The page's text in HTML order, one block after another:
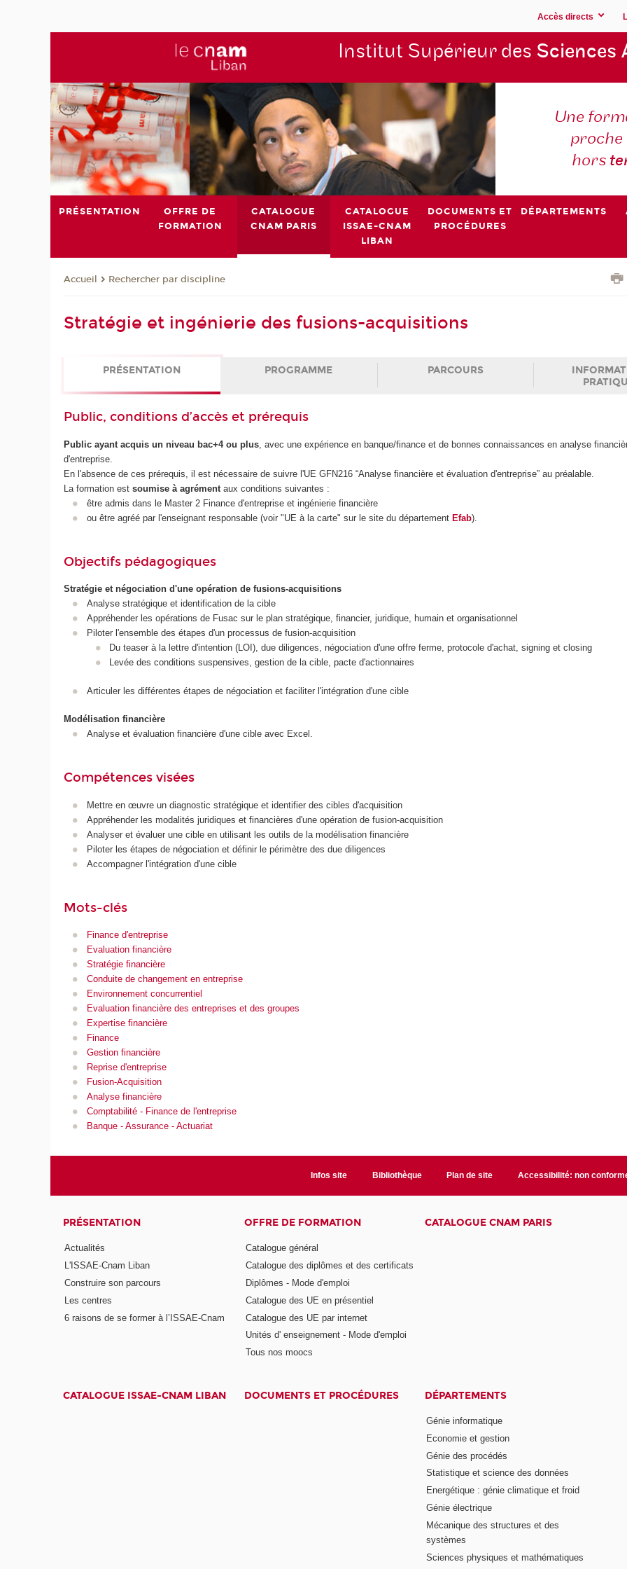
Accès directs
Institut Supérieur des Sciences
Une
proche
hors
PRÉSENTATION
OFFRE DE
FORMATION
CATALOGUE
CNAM PARIS
CATALOGUE
ISSAE-CNAM
LIBAN
DOCUMENTS ET
PROCÉDURES
DÉPARTEMENTS
Accueil Rechercher par discipline
Stratégie et ingénierie des fusions-acquisitions
PRÉSENTATION PROGRAMME PARCOURS
Public, conditions d’accès et prérequis
Public ayant acquis un niveau bac+4 ou plus , avec une expérience en banque/finance et de bonnes connaissances en analyse
d'entreprise.
En l'absence de ces prérequis, il est nécessaire de suivre l'UE GFN216 “Analyse financière et évaluation d'entreprise” au préalable.
La formation estsoumise à agrément aux conditions suivantes :
être admis dans le Master 2 Finance d'entreprise et ingénierie financière
ou être agréé par l'enseignant responsable (voir "UE à la carte" sur le site du département Efab).
Objectifs pédagogiques
Stratégie et négociation d'une opération de fusions-acquisitions
Analyse stratégique et identification de la cible
Appréhender les opérations de Fusac sur le plan stratégique, financier, juridique, humain et organisationnel
Piloter l'ensemble des étapes d'un processus de fusion-acquisition
Du teaser à la lettre d'intention (LOI), due diligences, négociation d'une offre ferme, protocole d'achat, signing et closing
Levée des conditions suspensives, gestion de la cible, pacte d'actionnaires
Articuler les différentes étapes de négociation et faciliter l'intégration d'une cible
Modélisation financière
Analyse et évaluation financière d'une cible avec Excel.
Compétences visées
Mettre en œuvre un diagnostic stratégique et identifier des cibles d'acquisition
Appréhender les modalités juridiques et financières d'une opération de fusion-acquisition
Analyser et évaluer une cible en utilisant les outils de la modélisation financière
Piloter les étapes de négociation et définir le périmètre des due diligences
Accompagner l'intégration d'une cible
Mots-clés
Finance d'entreprise
Evaluation financière
Stratégie financière
Conduite de changement en entreprise
Environnement concurrentiel
Evaluation financière des entreprises et des groupes
Expertise financière
Finance
Gestion financière
Reprise d'entreprise
Fusion-Acquisition
Analyse financière
Comptabilité - Finance de l'entreprise
Banque - Assurance - Actuariat
Infos site Bibliothèque Plan de site Accessibilité: non
PRÉSENTATION
Actualités
L'ISSAE-Cnam Liban
Construire son parcours
Les centres
6 raisons de se former à l’ISSAE-Cnam
OFFRE DE FORMATION
Catalogue général
Catalogue des diplômes et des certificats
Diplômes - Mode d'emploi
Catalogue des UE en présentiel
Catalogue des UE par internet
Unités d' enseignement - Mode d'emploi
Tous nos moocs
CATALOGUE CNAM PARIS
CATALOGUE ISSAE-CNAM LIBAN DOCUMENTS ET PROCÉDURES DÉPARTEMENTS
Génie informatique
Economie et gestion
Génie des procédés
Statistique et science des données
Energétique : génie climatique et froid
Génie électrique
Mécanique des structures et des
systèmes
Sciences physiques et mathématiques